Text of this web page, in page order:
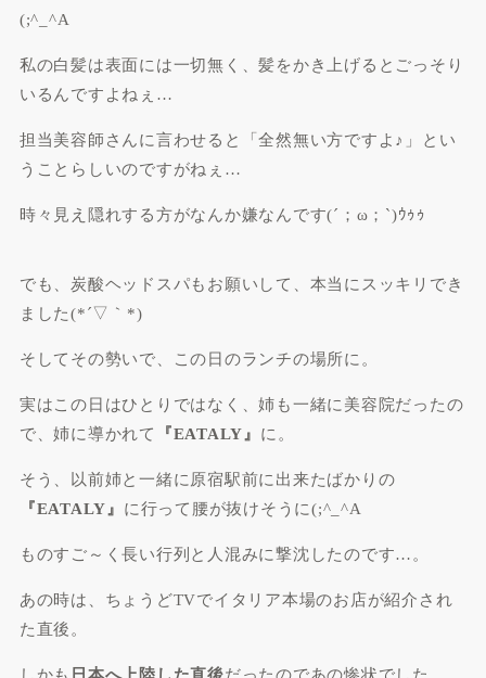
(;^_^A
私の白髪は表面には一切無く、髪をかき上げるとごっそり
いるんですよねぇ…
担当美容師さんに言わせると「全然無い方ですよ♪」とい
うことらしいのですがねぇ…
時々見え隠れする方がなんか嫌なんです(´；ω；`)ｳｩｩ
でも、炭酸ヘッドスパもお願いして、本当にスッキリでき
ました(*´▽｀*)
そしてその勢いで、この日のランチの場所に。
実はこの日はひとりではなく、姉も一緒に美容院だったの
で、姉に導かれて
『EATALY』 に。
そう、以前姉と一緒に原宿駅前に出来たばかりの
『EATALY』 に行って腰が抜けそうに(;^_^A
ものすご～く長い行列と人混みに撃沈したのです…。
あの時は、ちょうどTVでイタリア本場のお店が紹介され
た直後。